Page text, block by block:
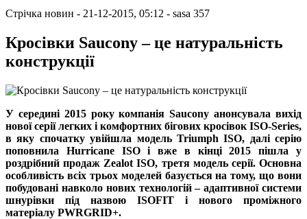
Стрічка новин - 21-12-2015, 05:12 - sasa 357
Кросівки Saucony – це натуральність
конструкції
У середині 2015 року компанія Saucony анонсувала вихід
нової серії легких і комфортних бігових кросівок ISO-Series,
в яку спочатку увійшла модель Triumph ISO, далі серію
поповнила Hurricane ISO і вже в кінці 2015 пішла у
роздрібний продаж Zealot ISO, третя модель серії. Основна
особливість всіх трьох моделей базується на тому, що вони
побудовані навколо нових технологій – адаптивної системи
шнурівки під назвою ISOFIT і нового проміжного
матеріалу PWRGRID+.